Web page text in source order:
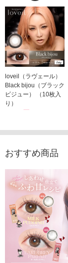
loveil（ラヴェール）
Black bijou（ブラック
ビジュー） （10枚入
り）
1,760円
おすすめ商品